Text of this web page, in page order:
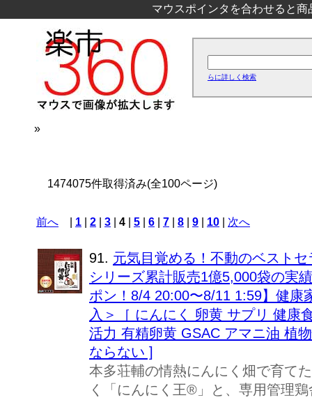
マウスポインタを合わせると
らに詳しく検索
»
1474075件取得済み(全100ページ)
前へ 1 2 3 4 5 6 7 8 9 10 次へ
91. 元気目覚める！不動のベスト
シリーズ累計販売1億5,000袋の実
ポン！8/4 20:00〜8/11 1:59】健康
入＞［ にんにく 卵黄 サプリ 健康
活力 有精卵黄 GSAC アマニ油 植
ならない ]
本多荘輔の情熱にんにく畑で育て
く「にんにく王®」と、専用管理